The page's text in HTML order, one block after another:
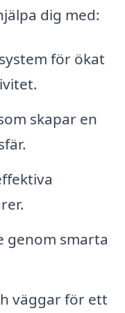
dig med:
för ökat
skapar en
genom smarta
väggar för ett